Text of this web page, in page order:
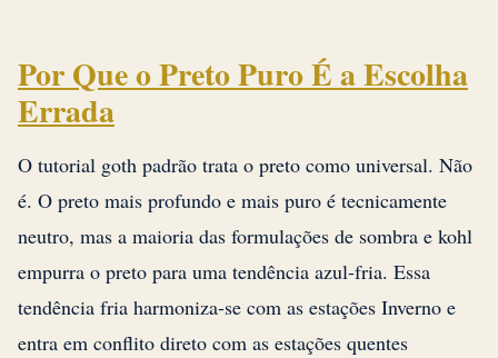
Por Que o Preto Puro É a Escolha
Errada
O tutorial goth padrão trata o preto como universal. Não
é. O preto mais profundo e mais puro é tecnicamente
neutro, mas a maioria das formulações de sombra e kohl
empurra o preto para uma tendência azul-fria. Essa
tendência fria harmoniza-se com as estações Inverno e
entra em conflito direto com as estações quentes